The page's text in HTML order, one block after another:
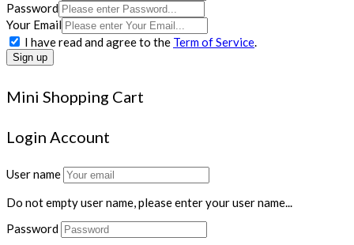
Password
Your Email
I have read and agree to the Term of Service.
Sign up
Mini Shopping Cart
Login Account
User name
Do not empty user name, please enter your user name...
Password